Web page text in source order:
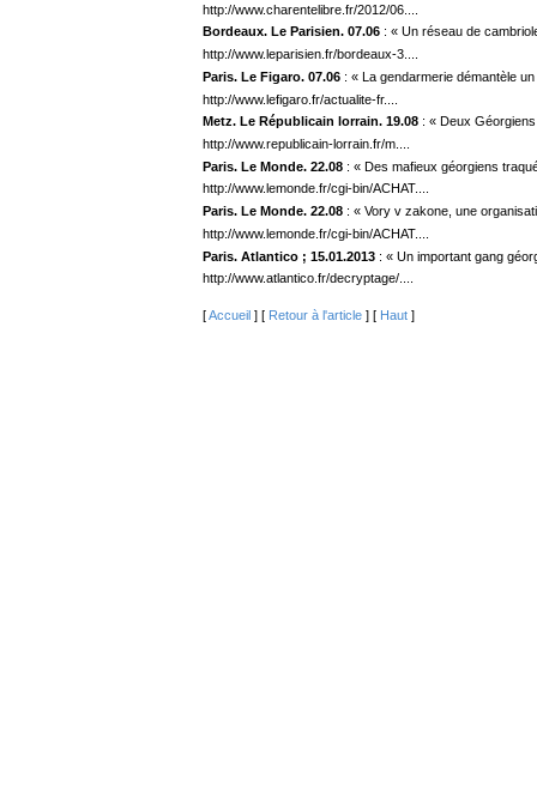
http://www.charentelibre.fr/2012/06....
Bordeaux. Le Parisien. 07.06 : « Un réseau de
http://www.leparisien.fr/bordeaux-3....
Paris. Le Figaro. 07.06 : « La gendarmerie démantèle
http://www.lefigaro.fr/actualite-fr....
Metz. Le Républicain lorrain. 19.08 : « Deux
http://www.republicain-lorrain.fr/m....
Paris. Le Monde. 22.08 : « Des mafieux géorgiens
http://www.lemonde.fr/cgi-bin/ACHAT....
Paris. Le Monde. 22.08 : « Vory v zakone, une
http://www.lemonde.fr/cgi-bin/ACHAT....
Paris. Atlantico ; 15.01.2013 : « Un important gang
http://www.atlantico.fr/decryptage/....
[Accueil ] [ Retour à l'article ] [ Haut ]